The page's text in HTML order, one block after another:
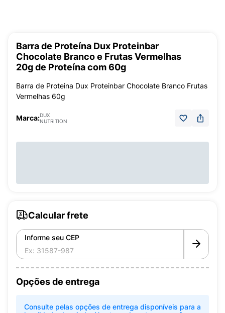
Barra de Proteína Dux Proteinbar
Chocolate Branco e Frutas Vermelhas
20g de Proteína com 60g
Barra de Proteina Dux Proteinbar Chocolate Branco Frutas
Vermelhas 60g
Marca:DUX
NUTRITION
Calcular frete
Informe seu CEP
Opções de entrega
Consulte pelas opções de entrega disponíveis para a